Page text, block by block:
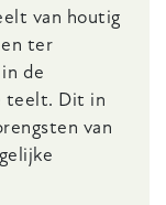
van houtig
ter
de
teelt. Dit in
van